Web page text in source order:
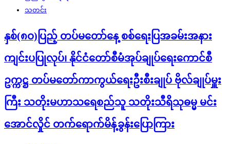
သတင်း
နှစ်(၈ဝ)ပြည့် တပ်မတော်နေ့ စစ်ရေးပြအခမ်းအနား
ကျင်းပပြုလုပ်၊ နိုင်ငံတော်စီမံအုပ်ချုပ်ရေးကောင်စီ
ဥက္ကဋ္ဌ တပ်မတော်ကာကွယ်ရေးဦးစီးချုပ် ဗိုလ်ချုပ်မှူး
ကြီး သတိုးမဟာသရေစည်သူ သတိုးသီရိသုဓမ္မ မင်း
အောင်လှိုင် တက်ရောက်မိန့်ခွန်းပြောကြား